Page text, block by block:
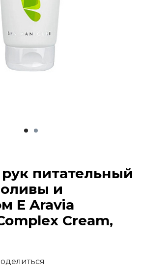
питательный
и
Е Aravia
Cream,